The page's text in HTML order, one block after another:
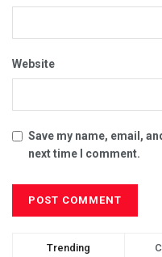
Website
Save my name, email,
next time I comment.
Trending